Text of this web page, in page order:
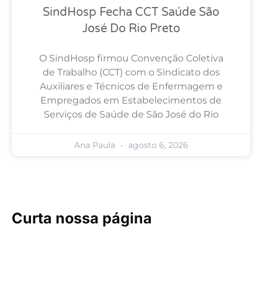
SindHosp Fecha CCT Saúde São
José Do Rio Preto
O SindHosp firmou Convenção Coletiva
de Trabalho (CCT) com o Sindicato dos
Auxiliares e Técnicos de Enfermagem e
Empregados em Estabelecimentos de
Serviços de Saúde de São José do Rio
Ana Paula agosto 6, 2026
Curta nossa página